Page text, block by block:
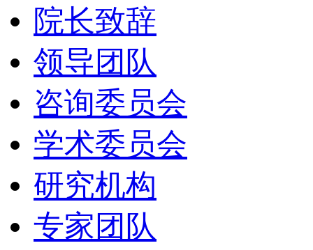
院长致辞
领导团队
咨询委员会
学术委员会
研究机构
专家团队